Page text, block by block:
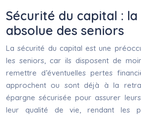
Sécurité du capital :
absolue des seniors
La sécurité du capital est une
les seniors, car ils disposent de
remettre d’éventuelles pertes
approchent ou sont déjà à la
épargne sécurisée pour assurer
leur qualité de vie, rendant les